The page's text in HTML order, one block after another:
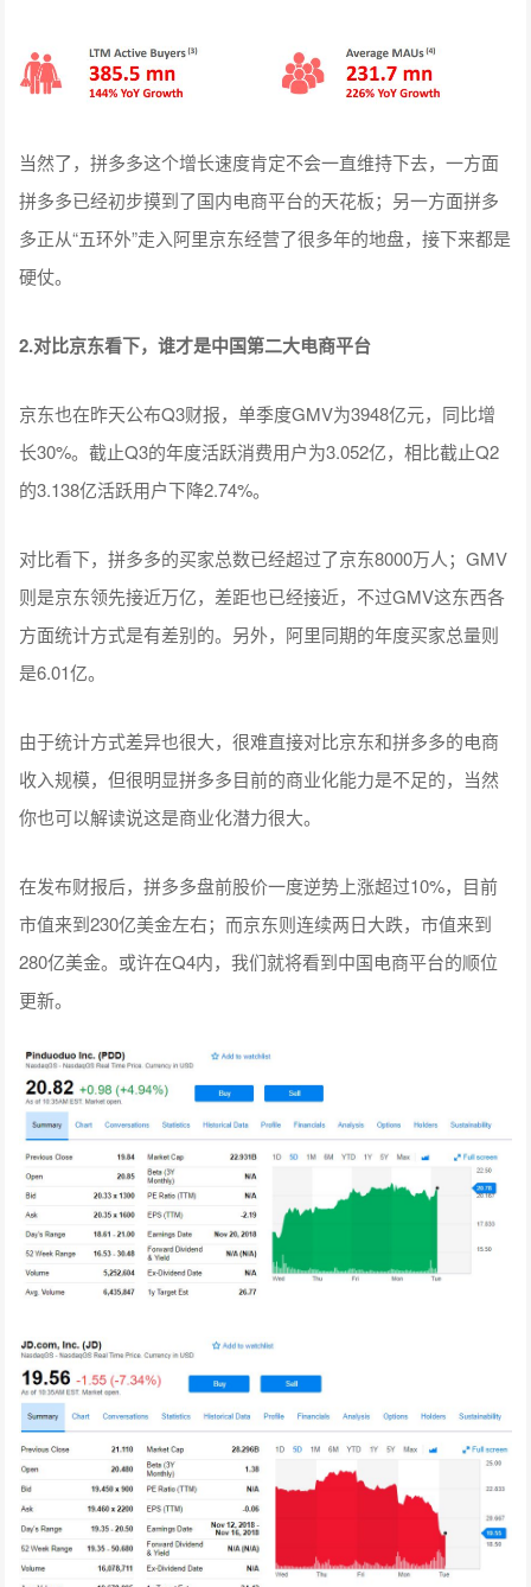
当然了，拼多多这个增长速度肯定不会一直维持下去，一方面
拼多多已经初步摸到了国内电商平台的天花板；另一方面拼多
多正从“五环外”走入阿里京东经营了很多年的地盘，接下来都是
硬仗。
2.对比京东看下，谁才是中国第二大电商平台
京东也在昨天公布Q3财报，单季度GMV为3948亿元，同比增
长30%。截止Q3的年度活跃消费用户为3.052亿，相比截止Q2
的3.138亿活跃用户下降2.74%。
对比看下，拼多多的买家总数已经超过了京东8000万人；GMV
则是京东领先接近万亿，差距也已经接近，不过GMV这东西各
方面统计方式是有差别的。另外，阿里同期的年度买家总量则
是6.01亿。
由于统计方式差异也很大，很难直接对比京东和拼多多的电商
收入规模，但很明显拼多多目前的商业化能力是不足的，当然
你也可以解读说这是商业化潜力很大。
在发布财报后，拼多多盘前股价一度逆势上涨超过10%，目前
市值来到230亿美金左右；而京东则连续两日大跌，市值来到
280亿美金。或许在Q4内，我们就将看到中国电商平台的顺位
更新。